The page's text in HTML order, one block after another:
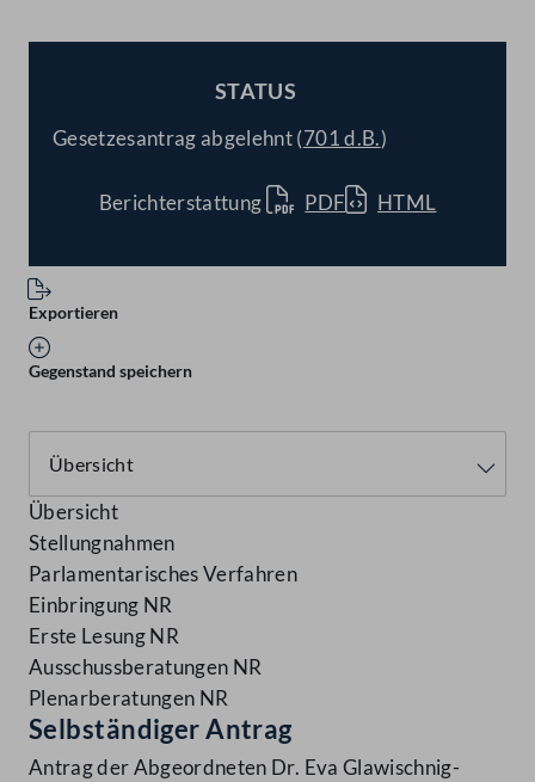
STATUS
Gesetzesantrag abgelehnt (701 d.B.)
Berichterstattung PDF HTML
Exportieren
Gegenstand speichern
Übersicht
Stellungnahmen
Parlamentarisches Verfahren
Einbringung NR
Erste Lesung NR
Ausschussberatungen NR
Plenarberatungen NR
Selbständiger Antrag
Antrag der Abgeordneten Dr. Eva Glawischnig-